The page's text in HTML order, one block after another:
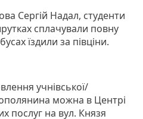
Сергій Надал, студенти
сплачували повну
їздили за півціни.
учнівської/
можна в Центрі
послуг на вул. Князя